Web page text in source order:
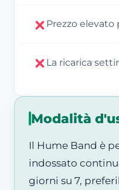
Prezzo
La ricarica
Modalità
Il Hume Band è
indossato
giorni su 7,